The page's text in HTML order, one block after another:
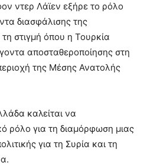
ντερ Λάϊεν εξήρε το ρόλο
διασφάλισης της
στιγμή όπου η Τουρκία
αποσταθεροποίησης στη
της Μέσης Ανατολής
καλείται να
ρόλο για τη διαμόρφωση μιας
για τη Συρία και τη